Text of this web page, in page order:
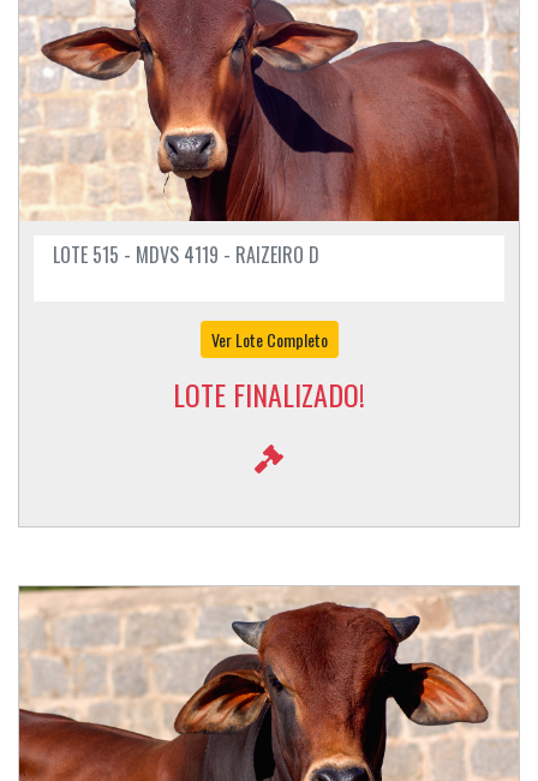
LOTE 515 - MDVS 4119 - RAIZEIRO D
Ver Lote Completo
LOTE FINALIZADO!